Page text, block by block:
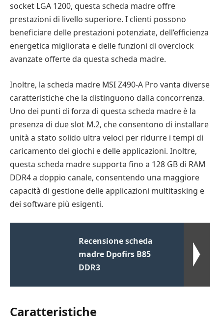
socket LGA 1200, questa scheda madre offre
prestazioni di livello superiore. I clienti possono
beneficiare delle prestazioni potenziate, dell’efficienza
energetica migliorata e delle funzioni di overclock
avanzate offerte da questa scheda madre.
Inoltre, la scheda madre MSI Z490-A Pro vanta diverse
caratteristiche che la distinguono dalla concorrenza.
Uno dei punti di forza di questa scheda madre è la
presenza di due slot M.2, che consentono di installare
unità a stato solido ultra veloci per ridurre i tempi di
caricamento dei giochi e delle applicazioni. Inoltre,
questa scheda madre supporta fino a 128 GB di RAM
DDR4 a doppio canale, consentendo una maggiore
capacità di gestione delle applicazioni multitasking e
dei software più esigenti.
Recensione scheda
madre Dpofirs B85
DDR3
Caratteristiche